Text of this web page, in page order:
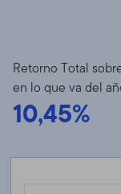
Retorno Total
en lo que va del
10,45%